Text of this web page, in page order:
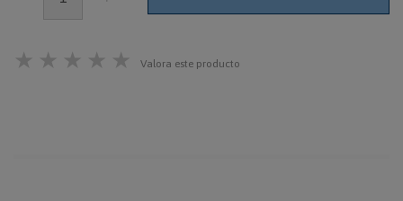
★ ★ ★ ★ ★ Valora este producto